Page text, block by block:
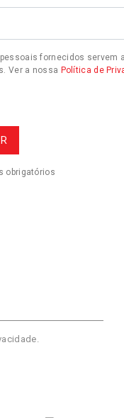
fornecidos servem
Ver a nossa Política de
obrigatórios
.